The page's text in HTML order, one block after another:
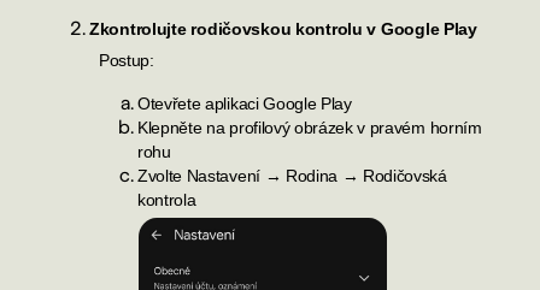
Zkontrolujte rodičovskou kontrolu v Google Play
Postup:
Otevřete aplikaci Google Play
Klepněte na profilový obrázek v pravém horním
rohu
Zvolte Nastavení → Rodina → Rodičovská
kontrola